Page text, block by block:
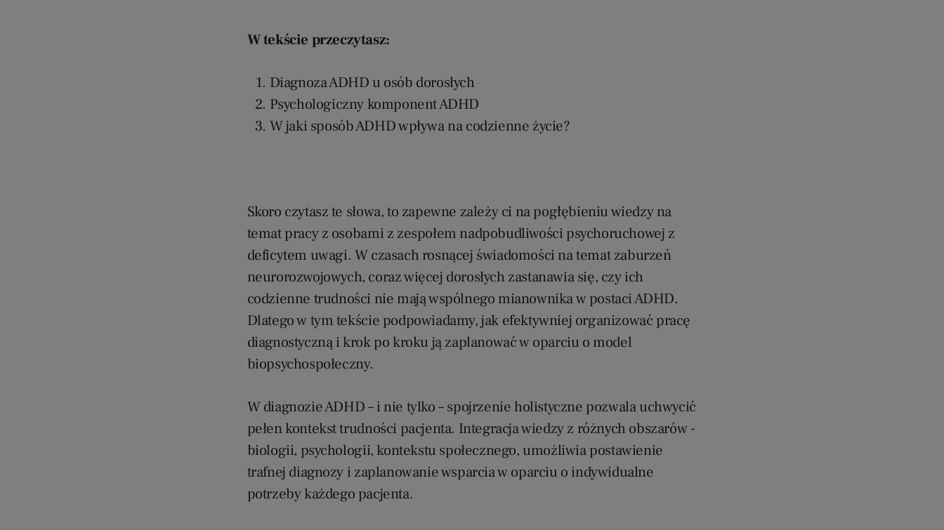
W tekście przeczytasz:
Diagnoza ADHD u osób dorosłych
Psychologiczny komponent ADHD
W jaki sposób ADHD wpływa na codzienne życie?
Skoro czytasz te słowa, to zapewne zależy ci na pogłębieniu wiedzy na
temat pracy z osobami z zespołem nadpobudliwości psychoruchowej z
deficytem uwagi. W czasach rosnącej świadomości na temat zaburzeń
neurorozwojowych, coraz więcej dorosłych zastanawia się, czy ich
codzienne trudności nie mają wspólnego mianownika w postaci ADHD.
Dlatego w tym tekście podpowiadamy, jak efektywniej organizować pracę
diagnostyczną i krok po kroku ją zaplanować w oparciu o model
biopsychospołeczny.
W diagnozie ADHD – i nie tylko – spojrzenie holistyczne pozwala uchwycić
pełen kontekst trudności pacjenta. Integracja wiedzy z różnych obszarów -
biologii, psychologii, kontekstu społecznego, umożliwia postawienie
trafnej diagnozy i zaplanowanie wsparcia w oparciu o indywidualne
potrzeby każdego pacjenta.